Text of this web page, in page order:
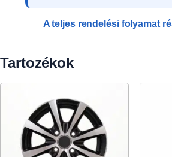
A teljes rendelési folyamat
Tartozékok